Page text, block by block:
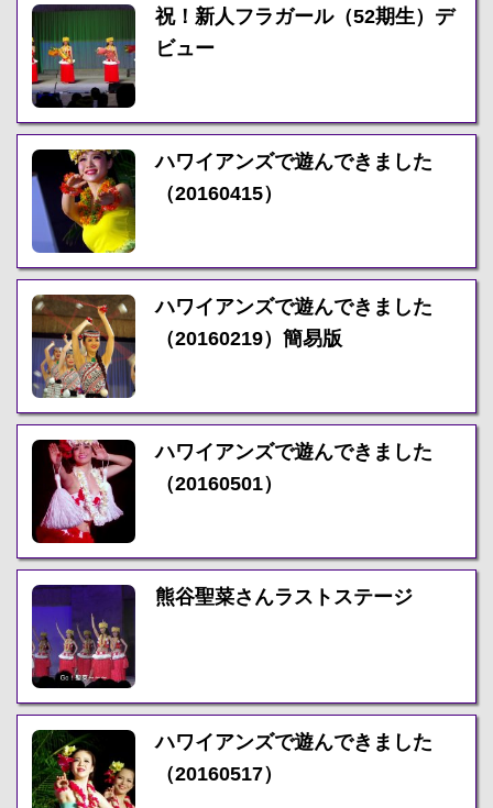
祝！新人フラガール（52期生）デ
ビュー
ハワイアンズで遊んできました
（20160415）
ハワイアンズで遊んできました
（20160219）簡易版
ハワイアンズで遊んできました
（20160501）
熊谷聖菜さんラストステージ
ハワイアンズで遊んできました
（20160517）